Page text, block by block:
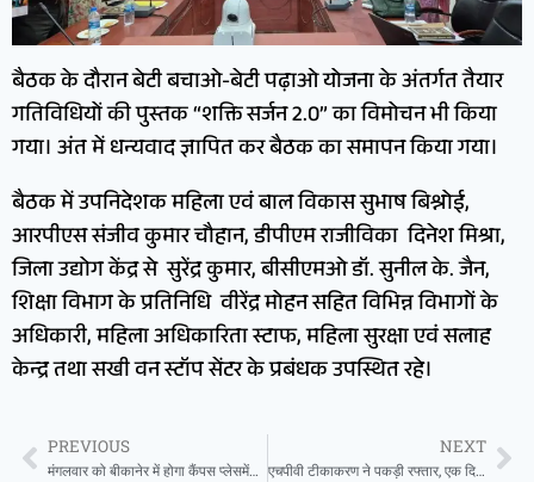
बैठक के दौरान बेटी बचाओ-बेटी पढ़ाओ योजना के अंतर्गत तैयार
गतिविधियों की पुस्तक “शक्ति सर्जन 2.0” का विमोचन भी किया
गया। अंत में धन्यवाद ज्ञापित कर बैठक का समापन किया गया।
बैठक में उपनिदेशक महिला एवं बाल विकास सुभाष बिश्नोई,
आरपीएस संजीव कुमार चौहान, डीपीएम राजीविका दिनेश मिश्रा,
जिला उद्योग केंद्र से सुरेंद्र कुमार, बीसीएमओ डॉ. सुनील के. जैन,
शिक्षा विभाग के प्रतिनिधि वीरेंद्र मोहन सहित विभिन्न विभागों के
अधिकारी, महिला अधिकारिता स्टाफ, महिला सुरक्षा एवं सलाह
केन्द्र तथा सखी वन स्टॉप सेंटर के प्रबंधक उपस्थित रहे।
PREVIOUS
मंगलवार को बीकानेर में होगा कैंपस प्लेसमेंट शिविर का आयोजन,नामी कंपनियां देंगी युवाओं को रोज़गार
NEXT
एचपीवी टीकाकरण ने पकड़ी रफ्तार, एक दिन में 450 से अधिक किशोरियों को लगा सुरक्षा टीका